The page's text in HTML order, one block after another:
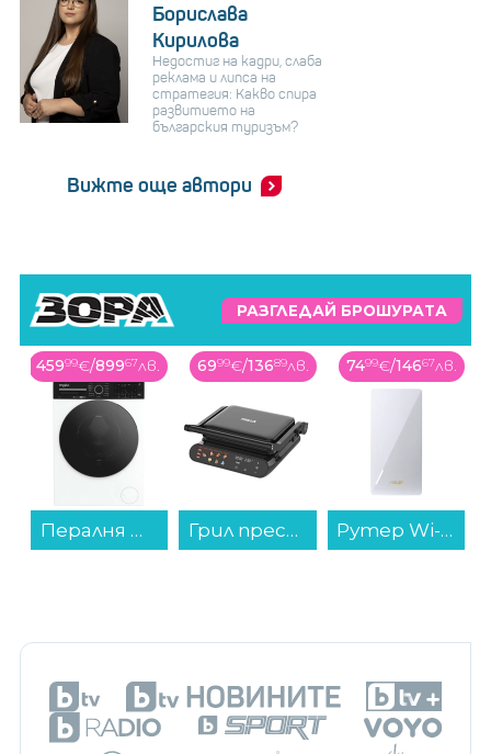
Борислава
Кирилова
Недостиг на кадри, слаба
реклама и липса на
стратегия: Какво спира
развитието на
българския туризъм?
Вижте още автори
РАЗГЛЕДАЙ БРОШУРАТА
45999€/89967лв.
Пералня Whirlpool WPM 911W ADS EE , 1400 об./мин., 9.00 kg, A , Бял...
6999€/13689лв.
Грил преса Finlux DIGIMA...
7499€/14667лв.
Рутер Wi-Fi ASUS Range Extender RP-BE58, BE3600, Dual Band...